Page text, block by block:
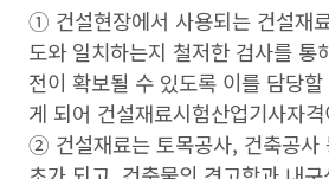
➀ 건설현장에서 사용되는 건설재
도와 일치하는지 철저한 검사를 통
전이 확보될 수 있도록 이를 담당
게 되어 건설재료시험산업기사자
➁ 건설재료는 토목공사, 건축공사